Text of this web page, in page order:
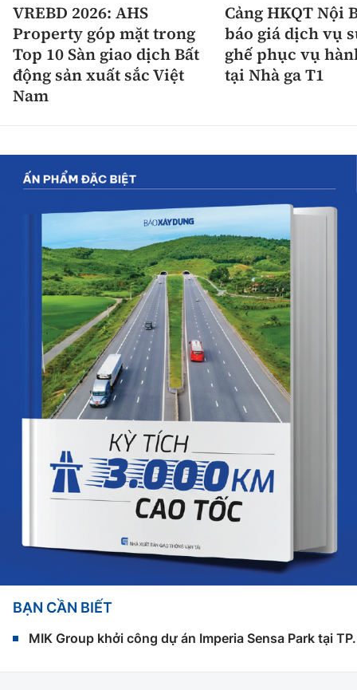
VREBD 2026: AHS
Property góp mặt trong
Top 10 Sàn giao dịch Bất
động sản xuất sắc Việt
Nam
Cảng HKQT Nội
báo giá dịch vụ
ghế phục vụ
tại Nhà ga T1
BẠN CẦN BIẾT
MIK Group khởi công dự án Imperia Sensa Park tại